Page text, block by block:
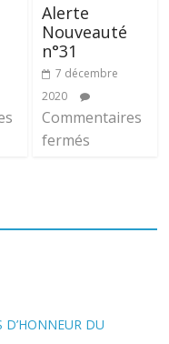
Alerte
Nouveauté
n°31
7 décembre
2020
Commentaires
fermés
D’HONNEUR DU